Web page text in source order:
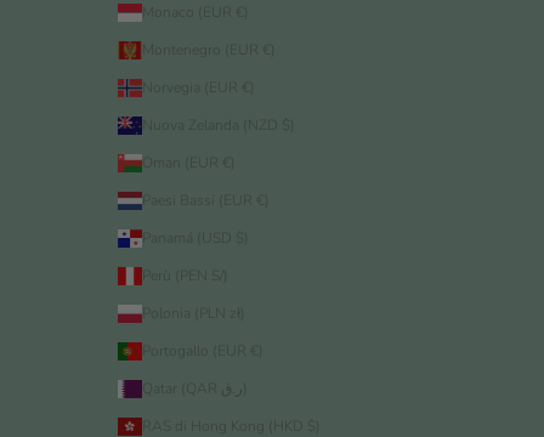
Monaco (EUR €)
Montenegro (EUR €)
Norvegia (EUR €)
Nuova Zelanda (NZD $)
Oman (EUR €)
Panamá (USD $)
Perù (PEN S/)
Polonia (PLN zł)
Portogallo (EUR €)
RAS di Hong Kong (HKD $)